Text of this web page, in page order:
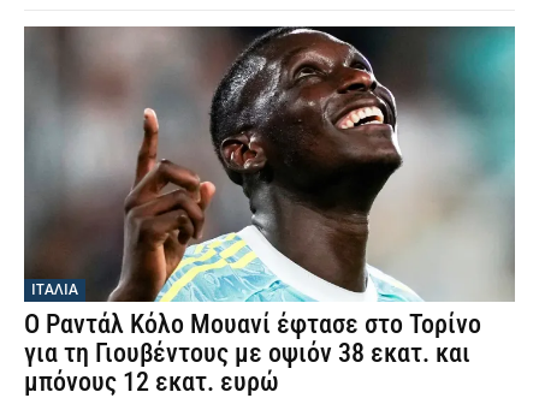
ΙΤΑΛΙΑ
Ο Ραντάλ Κόλο Μουανί έφτασε στο Τορίνο
για τη Γιουβέντους με οψιόν 38 εκατ. και
μπόνους 12 εκατ. ευρώ